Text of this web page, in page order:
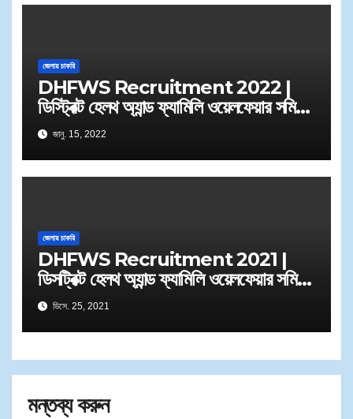
জেলায় চাকরি
DHFWS Recruitment 2022 |
ডিস্ট্রিক্ট হেলথ অ্যান্ড ফ্যামিলি ওয়েলফেয়ার সমিতি
তে কর্মী নিয়োগ
জানু. 15, 2022
জেলায় চাকরি
DHFWS Recruitment 2021 |
ডিসট্রিক্ট হেলথ অ্যান্ড ফ্যামিলি ওয়েলফেয়ার সমিতি
তে মেডিক্যাল অফিসার নিয়োগ
ডিসে. 25, 2021
মন্তব্য করুন